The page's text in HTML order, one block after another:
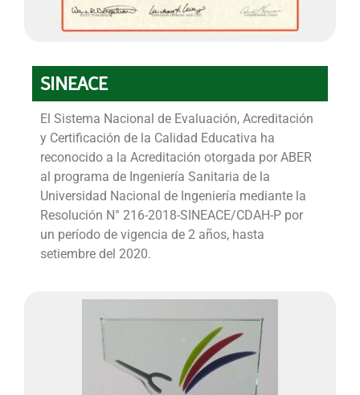
SINEACE
El Sistema Nacional de Evaluación, Acreditación
y Certificación de la Calidad Educativa ha
reconocido a la Acreditación otorgada por ABER
al programa de Ingeniería Sanitaria de la
Universidad Nacional de Ingeniería mediante la
Resolución N° 216-2018-SINEACE/CDAH-P por
un período de vigencia de 2 años, hasta
setiembre del 2020.